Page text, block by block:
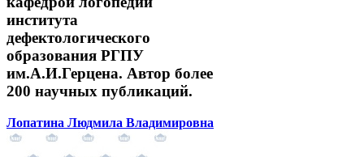
института
дефектологического
образования РГПУ
им.А.И.Герцена. Автор более
200 научных публикаций.
Лопатина Людмила Владимировна